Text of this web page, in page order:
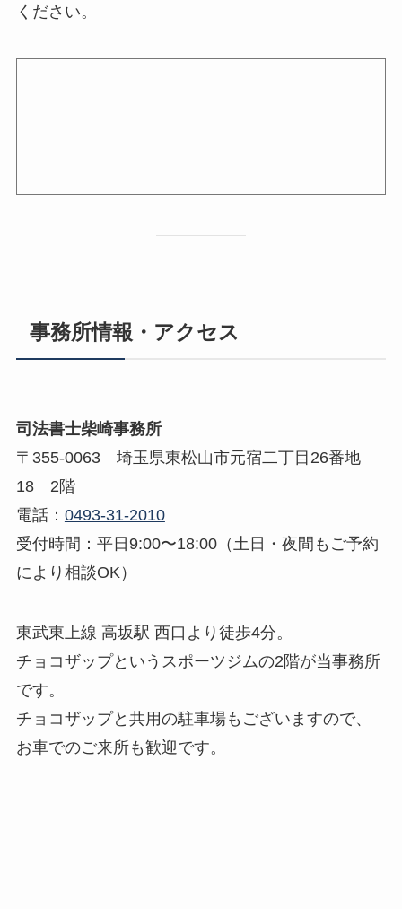
ください。
事務所情報・アクセス
司法書士柴崎事務所
〒355-0063 埼玉県東松山市元宿二丁目26番地
18 2階
電話： 0493-31-2010
受付時間：平日9:00〜18:00（土日・夜間もご予約
により相談OK）
東武東上線 高坂駅 西口より徒歩4分。
チョコザップというスポーツジムの2階が当事務所
です。
チョコザップと共用の駐車場もございますので、
お車でのご来所も歓迎です。